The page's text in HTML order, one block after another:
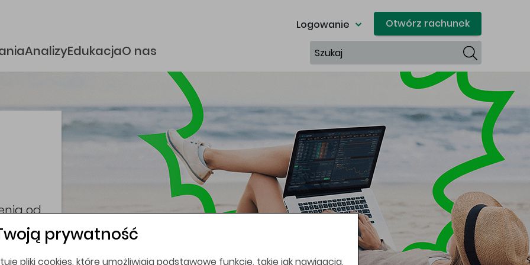
Logowanie Otwórz rachunek
AnalizyEdukacjaO nas Szukaj
prywatność
pliki cookies, które umożliwiają podstawowe funkcje, takie jak nawigacja,